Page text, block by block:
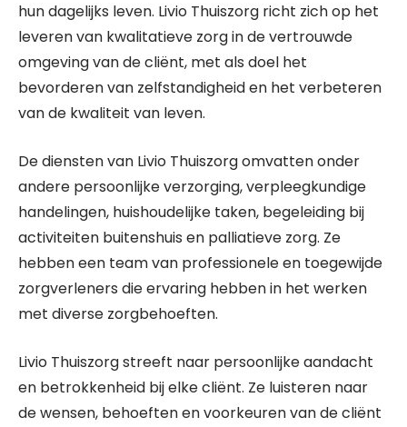
hun dagelijks leven. Livio Thuiszorg richt zich op het
leveren van kwalitatieve zorg in de vertrouwde
omgeving van de cliënt, met als doel het
bevorderen van zelfstandigheid en het verbeteren
van de kwaliteit van leven.
De diensten van Livio Thuiszorg omvatten onder
andere persoonlijke verzorging, verpleegkundige
handelingen, huishoudelijke taken, begeleiding bij
activiteiten buitenshuis en palliatieve zorg. Ze
hebben een team van professionele en toegewijde
zorgverleners die ervaring hebben in het werken
met diverse zorgbehoeften.
Livio Thuiszorg streeft naar persoonlijke aandacht
en betrokkenheid bij elke cliënt. Ze luisteren naar
de wensen, behoeften en voorkeuren van de cliënt